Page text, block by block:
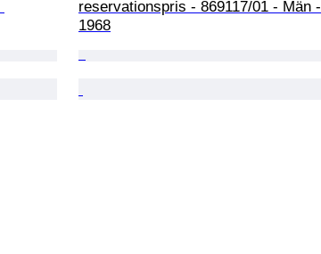
reservationspris - 869117/01 - Män -
1968